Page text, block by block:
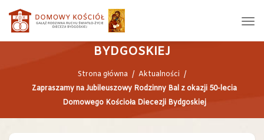
RODZINNY BAL Z OKAZJI 50-LECIA
DOMOWEGO KOŚCIOŁA DIECEZJI
BYDGOSKIEJ
Strona główna / Aktualności /
Zapraszamy na Jubileuszowy Rodzinny Bal z okazji 50-lecia
Domowego Kościoła Diecezji Bydgoskiej